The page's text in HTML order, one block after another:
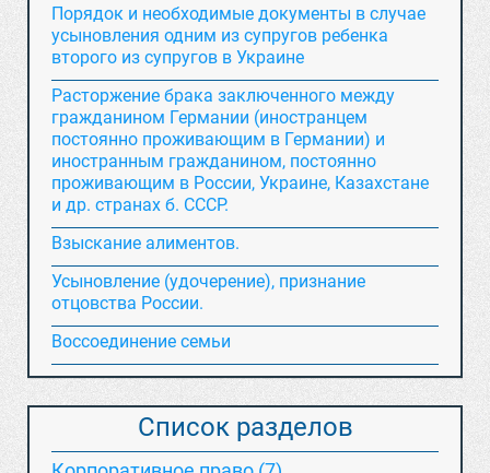
Порядок и необходимые документы в случае
усыновления одним из супругов ребенка
второго из супругов в Украине
Расторжение брака заключенного между
гражданином Германии (иностранцем
постоянно проживающим в Германии) и
иностранным гражданином, постоянно
проживающим в России, Украине, Казахстане
и др. странах б. СССР.
Взыскание алиментов.
Усыновление (удочерение), признание
отцовства России.
Воссоединение семьи
Список разделов